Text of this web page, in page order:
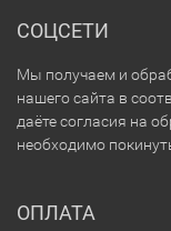
СОЦСЕТИ
Мы получаем и
нашего сайта в
даёте согласия на
необходимо
ОПЛАТА